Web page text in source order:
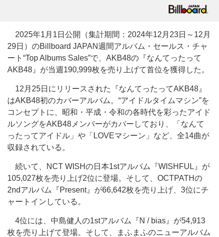
2025年1月1日公開（集計期間：2024年12月23日～12月
29日）のBillboard JAPAN週間アルバム・セールス・チャ
ート“Top Albums Sales”で、AKB48の『なんてったって
AKB48』が当週190,999枚を売り上げて首位を獲得した。
12月25日にリリースされた『なんてったってAKB48』
はAKB48初のカバーアルバム。“アイドルタイムマシン”を
コンセプトに、昭和・平成・令和の各時代を彩ったアイド
ルソングをAKB48メンバーがカバーしており、「なんて
ったってアイドル」や「LOVEマシーン」など、全14曲が
収録されている。
続いて、NCT WISHの日本1stアルバム『WISHFUL』が
105,027枚を売り上げ2位に登場。そして、OCTPATHの
2ndアルバム『Present』が66,642枚を売り上げ、3位にチ
ャートインしている。
4位には、中島健人の1stアルバム『N / bias』が54,913
枚を売り上げて登場。そして、まふまふのニューアルバム